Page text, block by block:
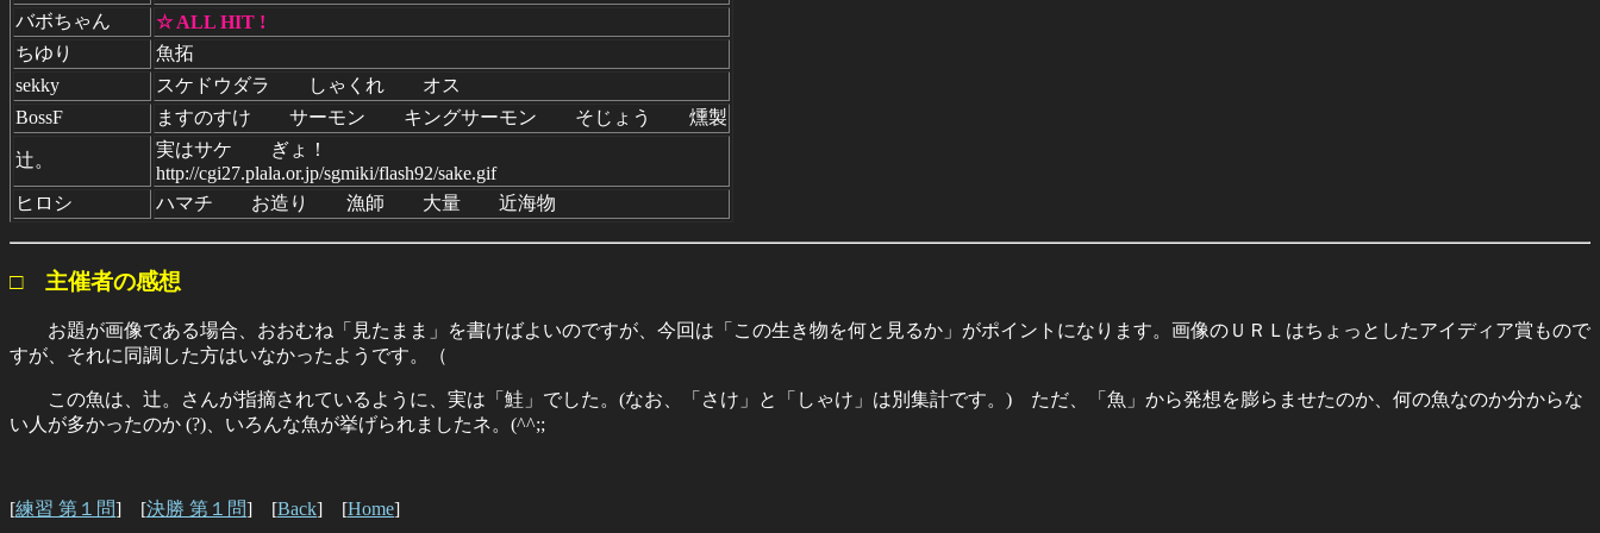
バボちゃん
☆ ALL HIT !
ちゆり
魚拓
sekky
スケドウダラ しゃくれ オス
BossF
ますのすけ サーモン キングサーモン そじょう 燻製
辻。
実はサケ ぎょ！
http://cgi27.plala.or.jp/sgmiki/flash92/sake.gif
ヒロシ
ハマチ お造り 漁師 大量 近海物
□ 主催者の感想
お題が画像である場合、おおむね「見たまま」を書けばよいのですが、今回は「この生き物を何と見るか」がポイントになります。画像のＵＲＬはちょっとしたアイディア賞もので
すが、それに同調した方はいなかったようです。（
この魚は、辻。さんが指摘されているように、実は「鮭」でした。(なお、「さけ」と「しゃけ」は別集計です。) ただ、「魚」から発想を膨らませたのか、何の魚なのか分からな
い人が多かったのか (?)、いろんな魚が挙げられましたネ。(^^;;
[練習 第１問] [決勝 第１問] [Back] [Home]